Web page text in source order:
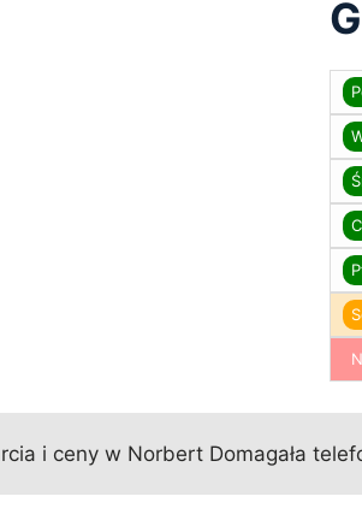
i ceny w Norbert Domagała